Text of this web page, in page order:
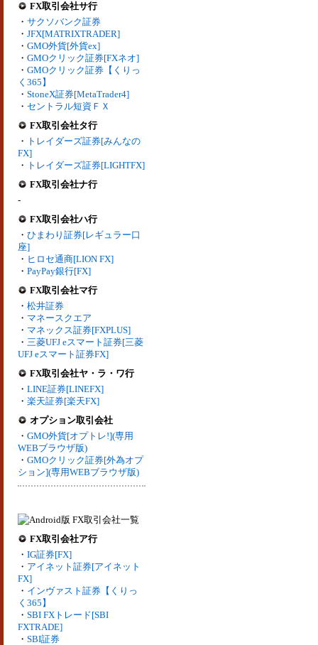
FX取引会社サ行
・ サクソバンク証券
・ JFX[MATRIXTRADER]
・ GMO外貨[外貨ex]
・ GMOクリック証券[FXネオ]
・ GMOクリック証券【くりっ
く365】
・ StoneX証券[MetaTrader4]
・ セントラル短資ＦＸ
FX取引会社タ行
・ トレイダーズ証券[みんなの
FX]
・ トレイダーズ証券[LIGHTFX]
FX取引会社ナ行
-
FX取引会社ハ行
・ ひまわり証券[レギュラー口
座]
・ ヒロセ通商[LION FX]
・ PayPay銀行[FX]
FX取引会社マ行
・ 松井証券
・ マネースクエア
・ マネックス証券[FXPLUS]
・ 三菱UFJ eスマート証券[三菱
UFJ eスマート証券FX]
FX取引会社ヤ・ラ・ワ行
・ LINE証券[LINEFX]
・ 楽天証券[楽天FX]
オプション取引会社
・ GMO外貨[オプトレ!](専用
WEBブラウザ版)
・ GMOクリック証券[外為オプ
ション](専用WEBブラウザ版)
FX取引会社ア行
・ IG証券[FX]
・ アイネット証券[アイネット
FX]
・ インヴァスト証券【くりっ
く365】
・ SBI FXトレード[SBI
FXTRADE]
・ SBI証券